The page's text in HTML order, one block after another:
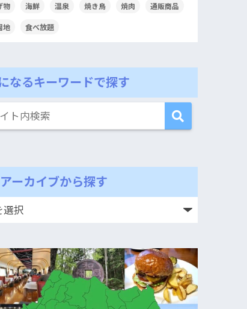
物 海鮮 温泉 焼き鳥 焼肉 通販商品
地 食べ放題
なるキーワードで探す
アーカイブから探す